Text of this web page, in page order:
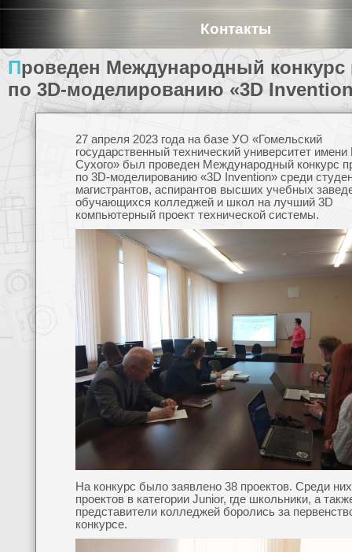
Контакты
Проведен Международный конкурс проектов
по 3D-моделированию «3D
27 апреля 2023 года на базе УО «Гомельский
государственный технический университет
Сухого» был проведен Международный конкурс
по 3D-моделированию «3D Invention» среди
магистрантов, аспирантов высших учебных
обучающихся колледжей и школ на лучший 3D
компьютерный проект технической системы.
На конкурс было заявлено 38 проектов. Среди
проектов в категории Junior, где школьники, а
представители колледжей боролись за
конкурсе.